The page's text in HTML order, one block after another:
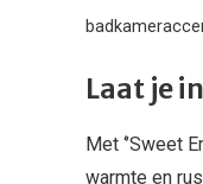
Laat je
Met ‘’Sweet
warmte en